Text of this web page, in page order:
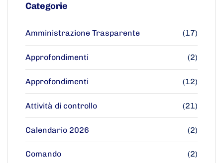
Categorie
Amministrazione Trasparente (17)
Approfondimenti (2)
Approfondimenti (12)
Attività di controllo (21)
Calendario 2026 (2)
Comando (2)